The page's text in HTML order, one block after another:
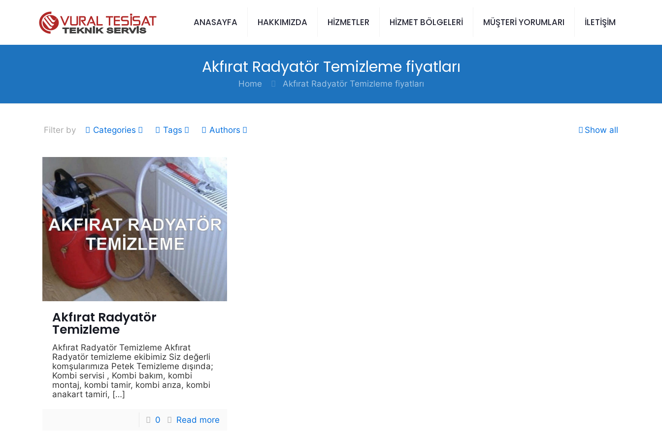
ANASAYFA HAKKIMIZDA HİZMETLER HİZMET BÖLGELERİ MÜŞTERİ YORUMLARI İLETİŞİM
Akfırat Radyatör Temizleme fiyatları
Home Akfırat Radyatör Temizleme fiyatları
Filter by Categories Tags Authors Show all
Akfırat Radyatör
Temizleme
Akfırat Radyatör Temizleme Akfırat
Radyatör temizleme ekibimiz Siz değerli
komşularımıza Petek Temizleme dışında;
Kombi servisi , Kombi bakım, kombi
montaj, kombi tamir, kombi arıza, kombi
anakart tamiri, […]
0 Read more